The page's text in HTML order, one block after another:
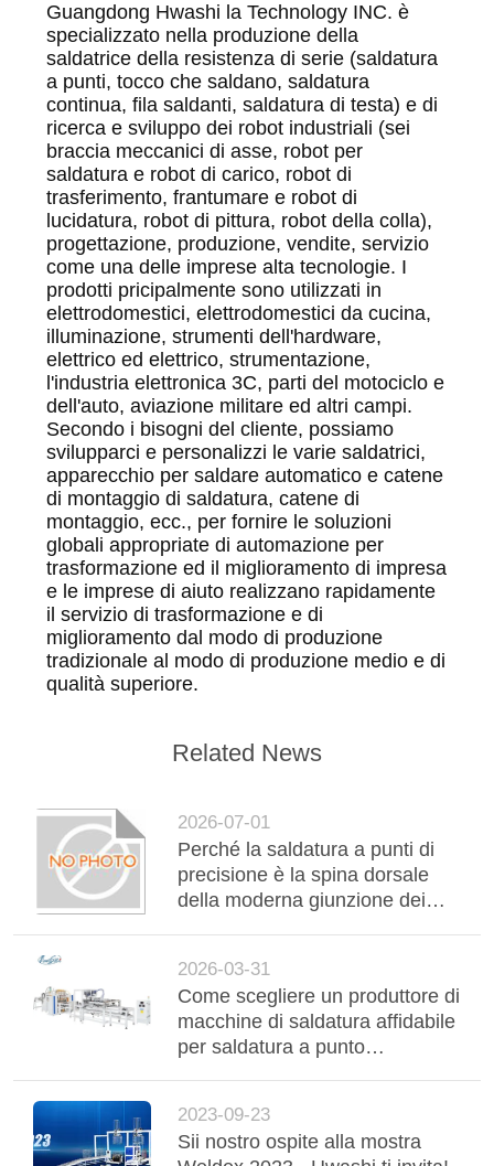
Guangdong Hwashi la Technology INC. è
specializzato nella produzione della
saldatrice della resistenza di serie (saldatura
a punti, tocco che saldano, saldatura
continua, fila saldanti, saldatura di testa) e di
ricerca e sviluppo dei robot industriali (sei
braccia meccanici di asse, robot per
saldatura e robot di carico, robot di
trasferimento, frantumare e robot di
lucidatura, robot di pittura, robot della colla),
progettazione, produzione, vendite, servizio
come una delle imprese alta tecnologie. I
prodotti pricipalmente sono utilizzati in
elettrodomestici, elettrodomestici da cucina,
illuminazione, strumenti dell'hardware,
elettrico ed elettrico, strumentazione,
l'industria elettronica 3C, parti del motociclo e
dell'auto, aviazione militare ed altri campi.
Secondo i bisogni del cliente, possiamo
svilupparci e personalizzi le varie saldatrici,
apparecchio per saldare automatico e catene
di montaggio di saldatura, catene di
montaggio, ecc., per fornire le soluzioni
globali appropriate di automazione per
trasformazione ed il miglioramento di impresa
e le imprese di aiuto realizzano rapidamente
il servizio di trasformazione e di
miglioramento dal modo di produzione
tradizionale al modo di produzione medio e di
qualità superiore.
Related News
2026-07-01
Perché la saldatura a punti di
precisione è la spina dorsale
della moderna giunzione dei
2026-03-31
Come scegliere un produttore di
macchine di saldatura affidabile
per saldatura a punto
2023-09-23
Sii nostro ospite alla mostra